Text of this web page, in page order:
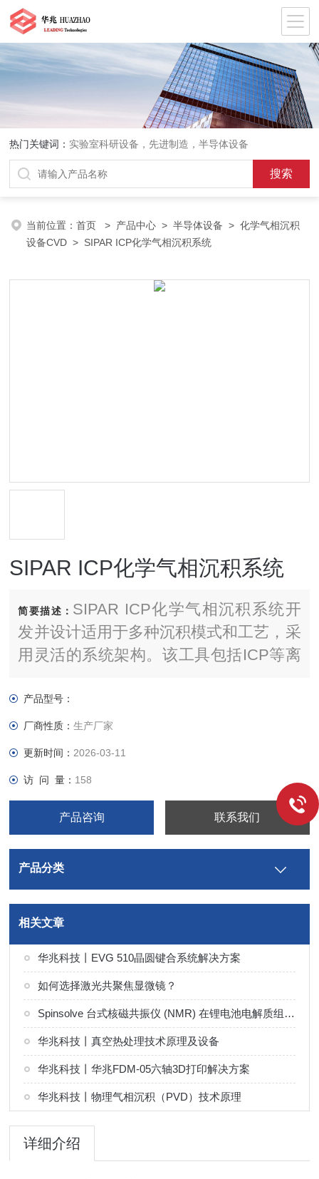
热门关键词： 实验室科研设备，先进制造，半导体设备
当前位置：首页 > 产品中心 >半导体设备 >化学气相沉积
设备CVD > SIPAR ICP化学气相沉积系统
SIPAR ICP化学气相沉积系统
简要描述： SIPAR ICP化学气相沉积系统开
发并设计适用于多种沉积模式和工艺，采
用灵活的系统架构。该工具包括ICP等离
一个全部控制的真空系统。
产品型号：
厂商性质：生产厂家
更新时间： 2026-03-11
访 问 量： 158
产品咨询 联系我们
产品分类
相关文章
华兆科技丨EVG 510晶圆键合系统解决方案
如何选择激光共聚焦显微镜？
Spinsolve 台式核磁共振仪 (NMR) 在锂电池电解质组分分析中的应用
华兆科技丨真空热处理技术原理及设备
华兆科技丨华兆FDM-05六轴3D打印解决方案
华兆科技丨物理气相沉积（PVD）技术原理
详细介绍